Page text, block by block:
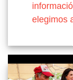
elegimos